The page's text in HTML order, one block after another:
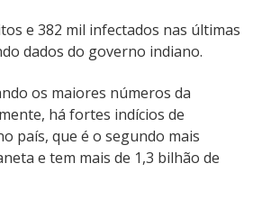
e 382 mil infectados nas últimas
dados do governo indiano.
os maiores números da
há fortes indícios de
país, que é o segundo mais
e tem mais de 1,3 bilhão de